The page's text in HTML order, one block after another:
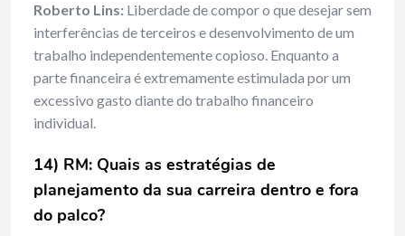
Roberto Lins: Liberdade de compor o que desejar sem
interferências de terceiros e desenvolvimento de um
trabalho independentemente copioso. Enquanto a
parte financeira é extremamente estimulada por um
excessivo gasto diante do trabalho financeiro
individual.
14) RM: Quais as estratégias de
planejamento da sua carreira dentro e fora
do palco?